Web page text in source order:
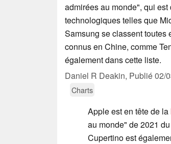
admirées au monde", qui
technologiques telles que
Samsung se classent toutes
connus en Chine, comme
également dans cette liste.
Daniel R Deakin, Publié02/
Charts
Apple est en tête de la
au monde" de 2021
Cupertino est